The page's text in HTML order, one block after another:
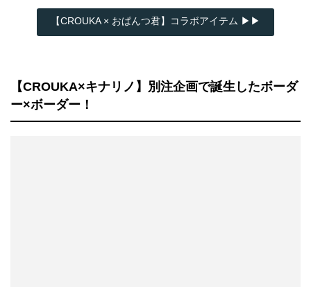
【CROUKA × おぱんつ君】コラボアイテム ▶▶
【CROUKA×キナリノ】別注企画で誕生したボーダ
ー×ボーダー！